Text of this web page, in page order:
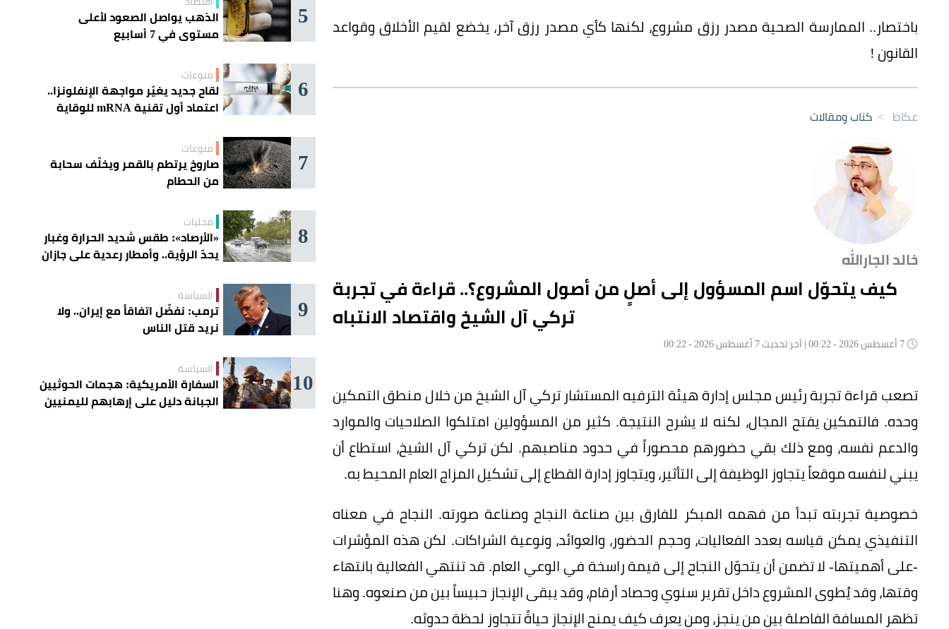
باختصار.. الممارسة الصحية مصدر رزق مشروع، لكنها كأي مصدر رزق آخر، يخضع لقيم الأخلاق وقواعد
القانون !
عكاظ > كتاب ومقالات
خالد الجارالله
كيف يتحوّل اسم المسؤول إلى أصلٍ من أصول المشروع؟.. قراءة في تجربة
تركي آل الشيخ واقتصاد الانتباه
تصعب قراءة تجربة رئيس مجلس إدارة هيئة الترفيه المستشار تركي آل الشيخ من خلال منطق التمكين
وحده. فالتمكين يفتح المجال، لكنه لا يشرح النتيجة. كثير من المسؤولين امتلكوا الصلاحيات والموارد
والدعم نفسه، ومع ذلك بقي حضورهم محصوراً في حدود مناصبهم. لكن تركي آل الشيخ، استطاع أن
يبني لنفسه موقعاً يتجاوز الوظيفة إلى التأثير، ويتجاوز إدارة القطاع إلى تشكيل المزاج العام المحيط به.
خصوصية تجربته تبدأ من فهمه المبكر للفارق بين صناعة النجاح وصناعة صورته. النجاح في معناه
التنفيذي يمكن قياسه بعدد الفعاليات، وحجم الحضور، والعوائد، ونوعية الشراكات. لكن هذه المؤشرات
-على أهميتها- لا تضمن أن يتحوّل النجاح إلى قيمة راسخة في الوعي العام. قد تنتهي الفعالية بانتهاء
وقتها، وقد يُطوى المشروع داخل تقرير سنوي وحصاد أرقام، وقد يبقى الإنجاز حبيساً بين من صنعوه. وهنا
تظهر المسافة الفاصلة بين من ينجز، ومن يعرف كيف يمنح الإنجاز حياةً تتجاوز لحظة حدوثه.
5
الذهب يواصل الصعود لأعلى
مستوى في 7 أسابيع
6 منوعات
لقاح جديد يغيّر مواجهة الإنفلونزا..
اعتماد أول تقنية mRNA للوقاية
7 منوعات
صاروخ يرتطم بالقمر ويخلّف سحابة
من الحطام
8 محليات
«الأرصاد»: طقس شديد الحرارة وغبار
يحدّ الرؤية.. وأمطار رعدية على جازان
9 السياسة
ترمب: نفضّل اتفاقاً مع إيران.. ولا
نريد قتل الناس
10 السياسة
السفارة الأمريكية: هجمات الحوثيين
الجبانة دليل على إرهابهم لليمنيين